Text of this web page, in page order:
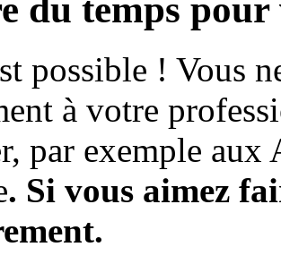
du temps pour
possible ! Vous
à votre
par exemple
. Si vous aimez